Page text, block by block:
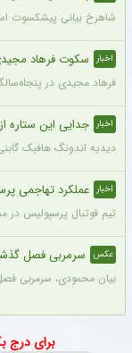
شاهرخ بیانی پیشکسوت
اخبار سکوت فرهاد
فرهاد مجیدی در
اخبار جدایی این ستاره
دیدیه اندونگ هافبک
اخبار عملکرد تهاجمی
تیم فوتبال پرسپولیس
عکس سرمربی فصل گذشته
بیان محمودی، سرمربی
برای درج